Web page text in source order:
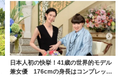
日本人初の快挙！41歳の世界的モデル
兼女優 176cmの身長はコンプレック